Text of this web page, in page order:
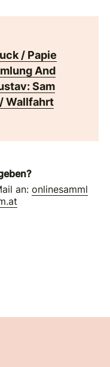
/ Papie
And
Sam
Wallfahrt
an:onlinesamml